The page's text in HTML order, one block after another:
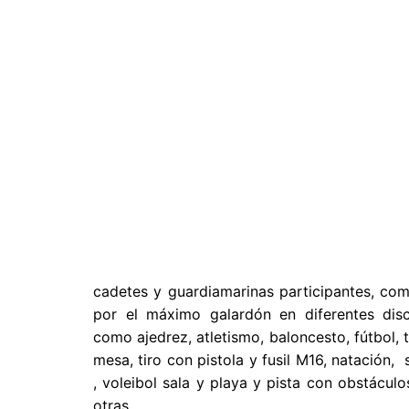
cadetes y guardiamarinas participantes,
por el máximo galardón en diferentes
como ajedrez, atletismo, baloncesto, fútbol,
mesa, tiro con pistola y fusil M16,
, voleibol sala y playa y pista con
otras